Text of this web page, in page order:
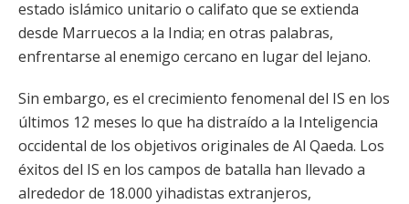
estado islámico unitario o califato que se extienda
desde Marruecos a la India; en otras palabras,
enfrentarse al enemigo cercano en lugar del lejano.
Sin embargo, es el crecimiento fenomenal del IS en los
últimos 12 meses lo que ha distraído a la Inteligencia
occidental de los objetivos originales de Al Qaeda. Los
éxitos del IS en los campos de batalla han llevado a
alrededor de 18.000 yihadistas extranjeros,